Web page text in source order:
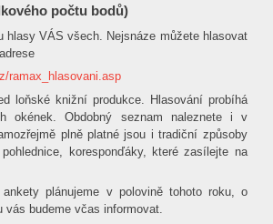
počtu bodů)
hlasy VÁS všech. Nejsnáze můžete hlasovat
ramax_hlasovani.asp
loňské knižní produkce. Hlasování probíhá
okének. Obdobný seznam naleznete i v
plně platné jsou i tradiční způsoby
koresponďáky, které zasílejte na
plánujeme v polovině tohoto roku, o
vás budeme včas informovat.